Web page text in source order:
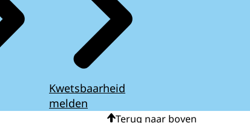
Kwetsbaarheid
melden
Terug naar boven